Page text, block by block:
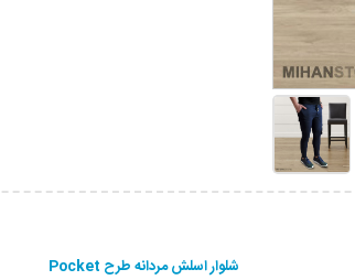
شلوار اسلش مردانه طرح Pocket